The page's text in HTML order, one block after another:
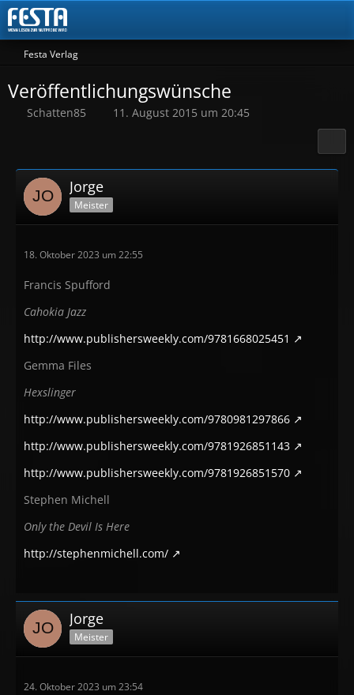
Festa Verlag
Veröffentlichungswünsche
Schatten85 11. August 2015 um 20:45
Jorge
Meister
18. Oktober 2023 um 22:55
Francis Spufford
Cahokia Jazz
http://www.publishersweekly.com/9781668025451
Gemma Files
Hexslinger
http://www.publishersweekly.com/9780981297866
http://www.publishersweekly.com/9781926851143
http://www.publishersweekly.com/9781926851570
Stephen Michell
Only the Devil Is Here
http://stephenmichell.com/
Jorge
Meister
24. Oktober 2023 um 23:54